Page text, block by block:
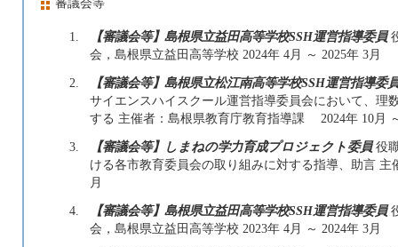
審議会等
1. 【審議会等】島根県立益田高等学校SSH運営指導委員
会，島根県立益田高等学校 2024年 4月 ～ 2025年 3月
2.
【審議会等】島根県立松江南高等学校SSH運営指導委
サイエンスハイスクール運営指導委員会において、理
する 主催者：島根県教育庁教育指導課 2024年 10月
3.
【審議会等】しまねの学力育成プロジェクト委員役
ける各市教育委員会の取り組みに対する指導、助言 主
月
4.
【審議会等】島根県立益田高等学校SSH運営指導委員
会，島根県立益田高等学校 2023年 4月 ～ 2024年 3月